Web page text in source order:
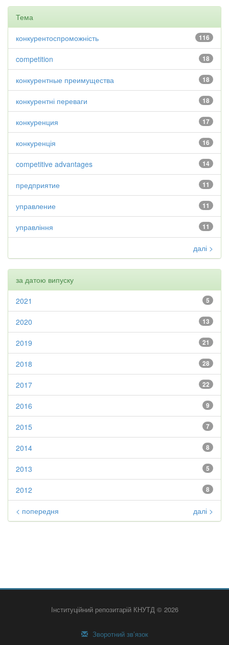
Тема
116
конкурентоспроможність
18
competition
18
конкурентные преимущества
18
конкурентні переваги
17
конкуренция
16
конкуренція
14
competitive advantages
11
предприятие
11
управление
11
управління
далі >
за датою випуску
5
2021
13
2020
21
2019
28
2018
22
2017
9
2016
7
2015
8
2014
5
2013
8
2012
< попередня далі >
Інституційний репозитарій КНУТД © 2026
Зворотний зв’язок